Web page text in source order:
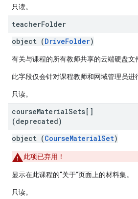
只读。
teacherFolder
object (DriveFolder)
有关与课程的所有教师共享的云端硬盘文
此字段仅会针对课程教师和网域管理员进
只读。
courseMaterialSets[]
(deprecated)
object (CourseMaterialSet)
此项已弃用！
显示在此课程的“关于”页面上的材料集。
只读。